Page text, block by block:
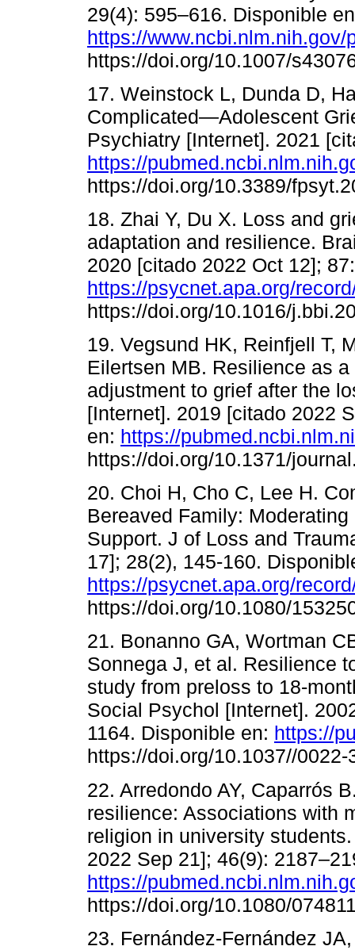
29(4): 595–616. Disponible
https://
https://doi.org/10.1007/
17. Weinstock L, Dunda D,
Complicated—Adolescent
Psychiatry [Internet]. 2021
https://
https://doi.org/10.3389/
18. Zhai Y, Du X. Loss and
adaptation and resilience.
2020 [citado 2022 Oct 12];
https://psycnet.apa.org/
https://doi.org/10.1016/
19. Vegsund HK, Reinfjell T,
Eilertsen MB. Resilience as
adjustment to grief after the
[Internet]. 2019 [citado 2022
en: https://
https://doi.org/10.1371/
20. Choi H, Cho C, Lee H.
Bereaved Family:
Support. J of Loss and
17]; 28(2), 145-160.
https://psycnet.apa.org/
https://doi.org/10.1080/
21. Bonanno GA, Wortman
Sonnega J, et al. Resilience
study from preloss to 18-
Social Psychol [Internet].
1164. Disponible en: https://
https://doi.org/10.1037//
22. Arredondo AY, Caparrós
resilience: Associations with
religion in university
2022 Sep 21]; 46(9):
https://
https://doi.org/10.1080/
23. Fernández-Fernández